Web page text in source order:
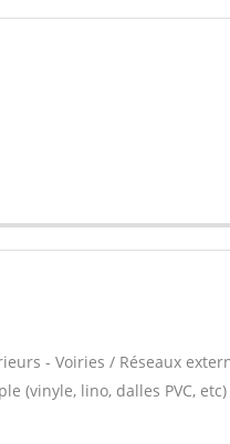
- Voiries / Réseaux
(vinyle, lino, dalles PVC,